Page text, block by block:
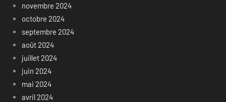
novembre 2024
octobre 2024
septembre 2024
août 2024
juillet 2024
juin 2024
mai 2024
avril 2024